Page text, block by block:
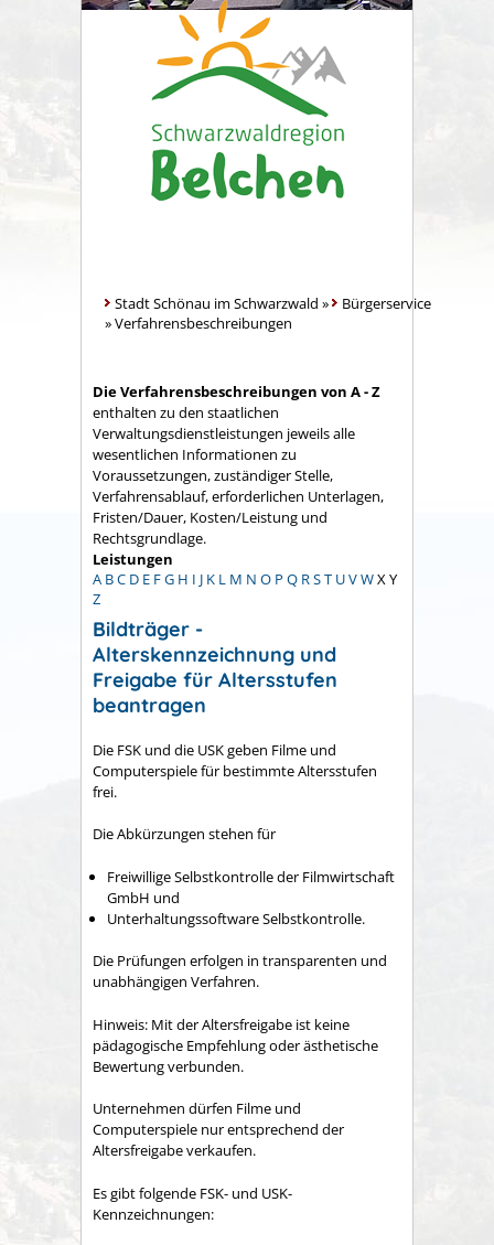
Stadt Schönau im Schwarzwald »
Bürgerservice
»Verfahrensbeschreibungen
Die Verfahrensbeschreibungen von A - Z
enthalten zu den staatlichen
Verwaltungsdienstleistungen jeweils alle
wesentlichen Informationen zu
Voraussetzungen, zuständiger Stelle,
Verfahrensablauf, erforderlichen Unterlagen,
Fristen/Dauer, Kosten/Leistung und
Rechtsgrundlage.
Leistungen
A BC D E FG H I J K L M N O P Q RST UVWX Y
Z
Bildträger -
Alterskennzeichnung und
Freigabe für Altersstufen
beantragen
Die FSK und die USK geben Filme und
Computerspiele für bestimmte Altersstufen
frei.
Die Abkürzungen stehen für
Freiwillige Selbstkontrolle der Filmwirtschaft
GmbH und
Unterhaltungssoftware Selbstkontrolle.
Die Prüfungen erfolgen in transparenten und
unabhängigen Verfahren.
Hinweis: Mit der Altersfreigabe ist keine
pädagogische Empfehlung oder ästhetische
Bewertung verbunden.
Unternehmen dürfen Filme und
Computerspiele nur entsprechend der
Altersfreigabe verkaufen.
Es gibt folgende FSK- und USK-
Kennzeichnungen: